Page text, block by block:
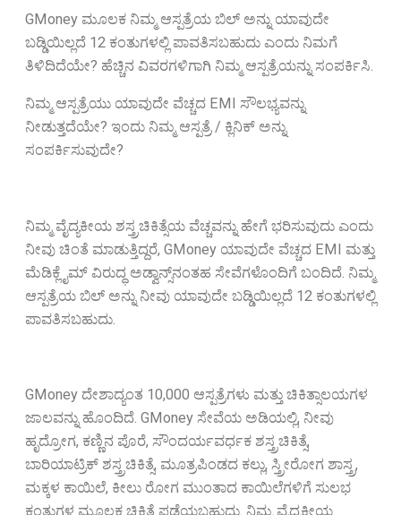
GMoney ಮೂಲಕ ನಿಮ್ಮ ಆಸ್ಪತ್ರೆಯ ಬಿಲ್ ಅನ್ನು ಯಾವುದೇ
ಬಡ್ಡಿಯಿಲ್ಲದೆ 12 ಕಂತುಗಳಲ್ಲಿ ಪಾವತಿಸಬಹುದು ಎಂದು ನಿಮಗೆ
ತಿಳಿದಿದೆಯೇ? ಹೆಚ್ಚಿನ ವಿವರಗಳಿಗಾಗಿ ನಿಮ್ಮ ಆಸ್ಪತ್ರೆಯನ್ನು ಸಂಪರ್ಕಿಸಿ.
ನಿಮ್ಮ ಆಸ್ಪತ್ರೆಯು ಯಾವುದೇ ವೆಚ್ಚದ EMI ಸೌಲಭ್ಯವನ್ನು
ನೀಡುತ್ತದೆಯೇ? ಇಂದು ನಿಮ್ಮ ಆಸ್ಪತ್ರೆ / ಕ್ಲಿನಿಕ್ ಅನ್ನು
ಸಂಪರ್ಕಿಸುವುದೇ?
ನಿಮ್ಮ ವೈದ್ಯಕೀಯ ಶಸ್ತ್ರಚಿಕಿತ್ಸೆಯ ವೆಚ್ಚವನ್ನು ಹೇಗೆ ಭರಿಸುವುದು ಎಂದು
ನೀವು ಚಿಂತೆ ಮಾಡುತ್ತಿದ್ದರೆ, GMoney ಯಾವುದೇ ವೆಚ್ಚದ EMI ಮತ್ತು
ಮೆಡಿಕ್ಲೈಮ್ ವಿರುದ್ಧ ಅಡ್ವಾನ್ಸ್‌ನಂತಹ ಸೇವೆಗಳೊಂದಿಗೆ ಬಂದಿದೆ. ನಿಮ್ಮ
ಆಸ್ಪತ್ರೆಯ ಬಿಲ್ ಅನ್ನು ನೀವು ಯಾವುದೇ ಬಡ್ಡಿಯಿಲ್ಲದೆ 12 ಕಂತುಗಳಲ್ಲಿ
ಪಾವತಿಸಬಹುದು.
GMoney ದೇಶಾದ್ಯಂತ 10,000 ಆಸ್ಪತ್ರೆಗಳು ಮತ್ತು ಚಿಕಿತ್ಸಾಲಯಗಳ
ಜಾಲವನ್ನು ಹೊಂದಿದೆ. GMoney ಸೇವೆಯ ಅಡಿಯಲ್ಲಿ, ನೀವು
ಹೃದ್ರೋಗ, ಕಣ್ಣಿನ ಪೊರೆ, ಸೌಂದರ್ಯವರ್ಧಕ ಶಸ್ತ್ರಚಿಕಿತ್ಸೆ,
ಬಾರಿಯಾಟ್ರಿಕ್ ಶಸ್ತ್ರಚಿಕಿತ್ಸೆ, ಮೂತ್ರಪಿಂಡದ ಕಲ್ಲು, ಸ್ತ್ರೀರೋಗ ಶಾಸ್ತ್ರ,
ಮಕ್ಕಳ ಕಾಯಿಲೆ, ಕೀಲು ರೋಗ ಮುಂತಾದ ಕಾಯಿಲೆಗಳಿಗೆ ಸುಲಭ
ಕಂತುಗಳ ಮೂಲಕ ಚಿಕಿತ್ಸೆ ಪಡೆಯಬಹುದು. ನಿಮ್ಮ ವೈದ್ಯಕೀಯ